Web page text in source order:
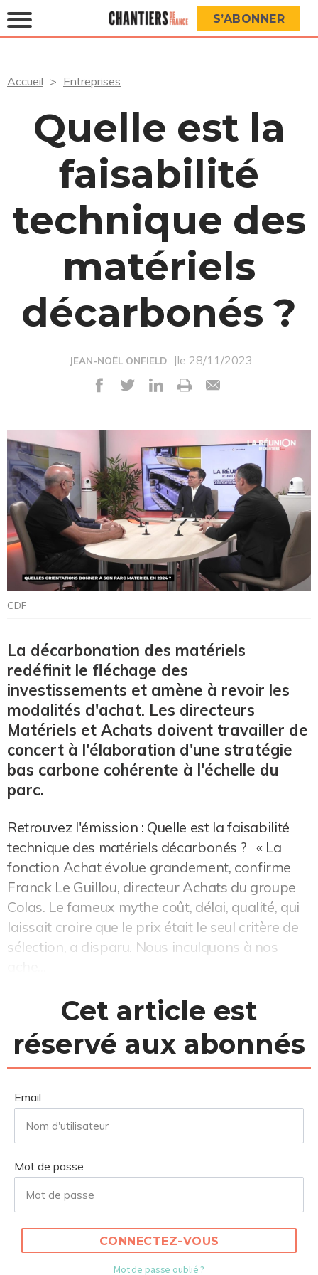
S’ABONNER
Accueil Entreprises
Quelle est la
faisabilité
technique des
matériels
décarbonés ?
JEAN-NOËL ONFIELD |le 28/11/2023
CDF
La décarbonation des matériels
redéfinit le fléchage des
investissements et amène à revoir les
modalités d'achat. Les directeurs
Matériels et Achats doivent travailler de
concert à l'élaboration d'une stratégie
bas carbone cohérente à l'échelle du
parc.
Retrouvez l'émission : Quelle est la faisabilité
technique des matériels décarbonés ? « La
fonction Achat évolue grandement, confirme
Franck Le Guillou, directeur Achats du groupe
Colas. Le fameux mythe coût, délai, qualité, qui
laissait croire que le prix était le seul critère de
sélection, a disparu. Nous inculquons à nos
Cet article est
réservé aux abonnés
Email
Mot de passe
CONNECTEZ-VOUS
Mot de passe oublié ?